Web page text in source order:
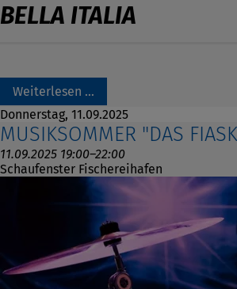
BELLA ITALIA
Weiterlesen …
Donnerstag, 11.09.2025
MUSIKSOMMER "DAS
11.09.2025 19:00–22:00
Schaufenster Fischereihafen